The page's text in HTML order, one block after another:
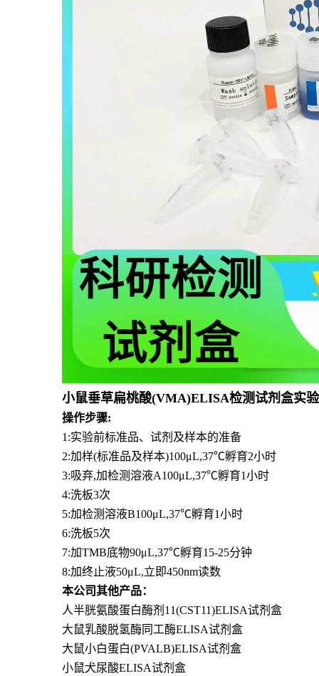
小鼠垂草扁桃酸(VMA)ELISA检测试剂盒实
操作步骤:
1:实验前标准品、试剂及样本的准备
2:加样(标准品及样本)100μL,37℃孵育2小时
3:吸弃,加检测溶液A100μL,37℃孵育1小时
4:洗板3次
5:加检测溶液B100μL,37℃孵育1小时
6:洗板5次
7:加TMB底物90μL,37℃孵育15-25分钟
8:加终止液50μL,立即450nm读数
本公司其他产品：
人半胱氨酸蛋白酶剂11(CST11)ELISA试剂盒
大鼠乳酸脱氢酶同工酶ELISA试剂盒
大鼠小白蛋白(PVALB)ELISA试剂盒
小鼠犬尿酸ELISA试剂盒